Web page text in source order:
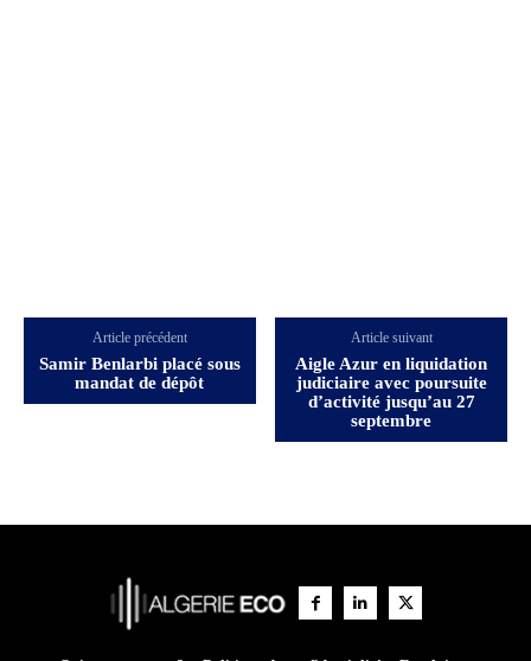
Article précédent
Samir Benlarbi placé sous
mandat de dépôt
Article suivant
Aigle Azur en liquidation
judiciaire avec poursuite
d’activité jusqu’au 27
septembre